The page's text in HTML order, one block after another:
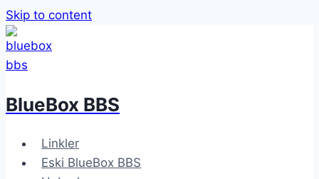
Skip to content
BlueBox BBS
Linkler
Eski BlueBox BBS